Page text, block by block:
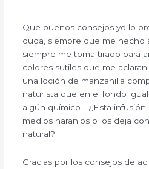
Que buenos consejos yo lo
duda, siempre que me hecho
siempre me toma tirado para
colores sutiles que me
una loción de manzanilla
naturista que en el fondo
algún químico… ¿Esta
medios naranjos o los deja
natural?
Gracias por los consejos de